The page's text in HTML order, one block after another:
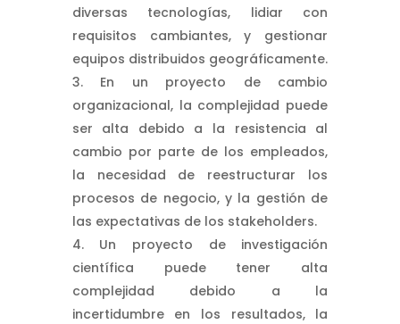
diversas tecnologías, lidiar con
requisitos cambiantes, y gestionar
equipos distribuidos geográficamente.
En un proyecto de cambio
organizacional, la complejidad puede
ser alta debido a la resistencia al
cambio por parte de los empleados,
la necesidad de reestructurar los
procesos de negocio, y la gestión de
las expectativas de los stakeholders.
Un proyecto de investigación
científica puede tener alta
complejidad debido a la
incertidumbre en los resultados, la